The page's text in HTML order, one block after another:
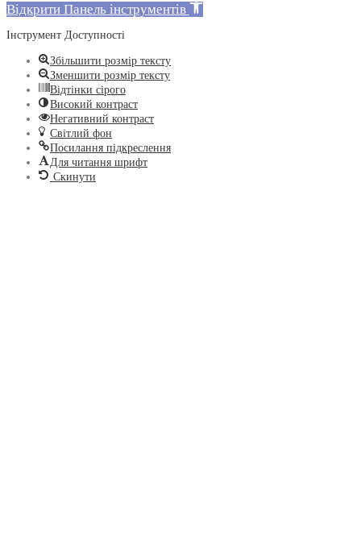
Відкрити Панель інструментів
Інструмент Доступності
Збільшити розмір тексту
Зменшити розмір тексту
Відтінки сірого
Високий контраст
Негативний контраст
Світлий фон
Посилання підкреслення
Для читання шрифт
Скинути